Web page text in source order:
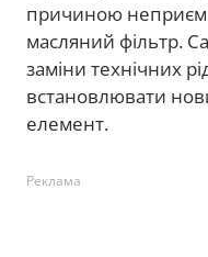
причиною
масляний фільтр.
заміни технічних
встановлювати
елемент.
Реклама